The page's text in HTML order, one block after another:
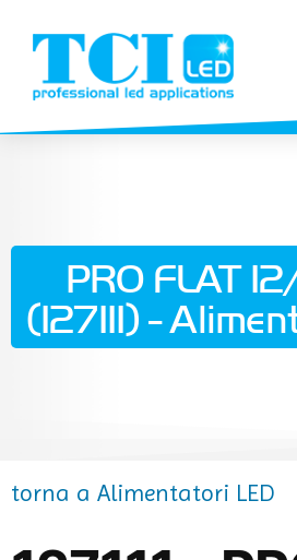
PRO FLAT
(127111) -
torna a Alimentatori LED